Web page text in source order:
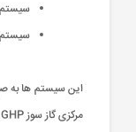
سیستم
این سیستم ها به
مرکزی گاز سوز GHP یا سیستم مطبوع الکتریکی VRF ، موجود هستند.